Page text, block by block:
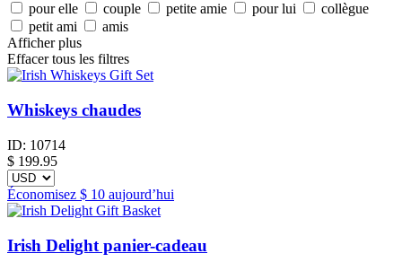
pour elle couple petite amie pour lui
collègue
petit ami
amis
Afficher plus
Effacer tous les filtres
Whiskeys chaudes
ID: 10714
$ 199.95
Économisez $ 10 aujourd’hui
Irish Delight panier-cadeau